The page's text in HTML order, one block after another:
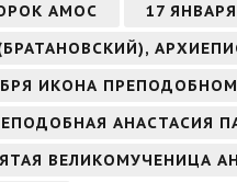
АМОС
17
ИКОНА
АНАСТАСИЯ
ВЕЛИКОМУЧЕНИЦА